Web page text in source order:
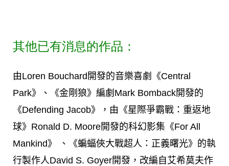
其他已有消息的作品：
由Loren Bouchard開發的音樂喜劇《Central
Park》、《金剛狼》編劇Mark Bomback開發的
《Defending Jacob》，由《星際爭霸戰：重返地
球》Ronald D. Moore開發的科幻影集《For All
Mankind》 、《蝙蝠俠大戰超人：正義曙光》的執
行製作人David S. Goyer開發，改編自艾希莫夫作